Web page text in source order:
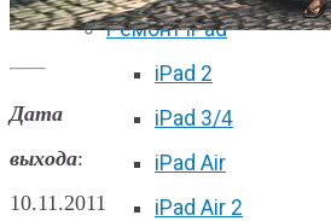
Ремонт iPad
iPad 2
iPad 3/4
iPad Air
iPad Air 2
Дата
выхода:
10.11.2011